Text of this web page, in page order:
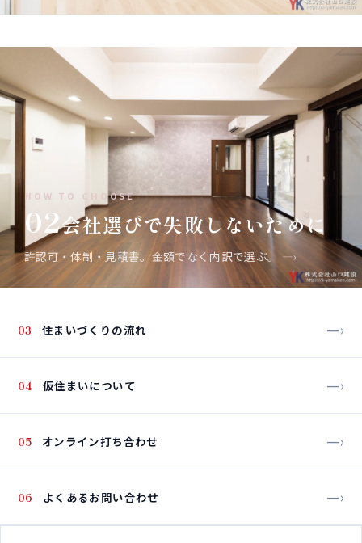
HOW TO CHOOSE
02会社選びで失敗しないために
許認可・体制・見積書。金額でなく内訳で選ぶ。 —›
03 住まいづくりの流れ —›
04 仮住まいについて —›
05 オンライン打ち合わせ —›
06 よくあるお問い合わせ —›